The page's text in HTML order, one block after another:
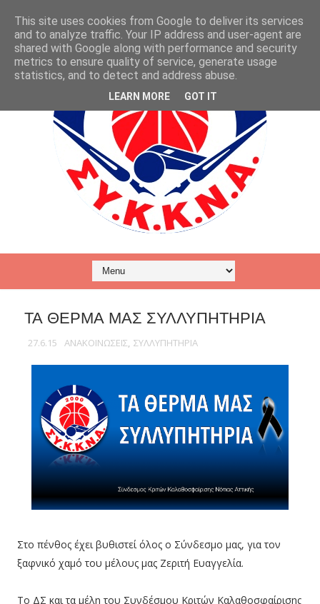
ΤΑ ΘΕΡΜΑ ΜΑΣ ΣΥΛΛΥΠΗΤΗΡΙΑ
27.6.15 ΑΝΑΚΟΙΝΩΣΕΙΣ, ΣΥΛΛΥΠΗΤΗΡΙΑ
Στο πένθος έχει βυθιστεί όλος ο Σύνδεσμο μας, για τον
ξαφνικό χαμό του μέλους μας Ζεριτή Ευαγγελία.
Το ΔΣ και τα μέλη του Συνδέσμου Κριτών Καλαθοσφαίρισης
This site uses cookies from Google to deliver its services
and to analyze traffic. Your IP address and user-agent are
shared with Google along with performance and security
metrics to ensure quality of service, generate usage
statistics, and to detect and address abuse.
LEARN MORE GOT IT